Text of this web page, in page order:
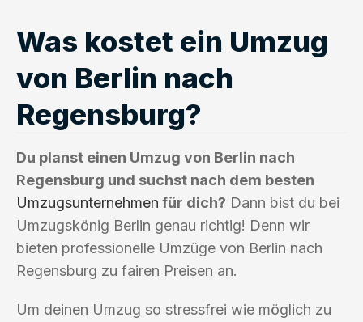
Was kostet ein Umzug
von Berlin nach
Regensburg?
Du planst einen Umzug von Berlin nach
Regensburg und suchst nach dem besten
Umzugsunternehmen für dich? Dann bist du bei
Umzugskönig Berlin genau richtig! Denn wir
bieten professionelle Umzüge von Berlin nach
Regensburg zu fairen Preisen an.
Um deinen Umzug so stressfrei wie möglich zu